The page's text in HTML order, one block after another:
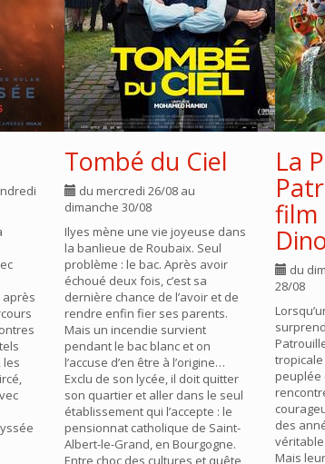
les
Tombé du Ciel
du mercredi 26/08 au
dimanche 30/08
Ilyes mène une vie joyeuse dans
la banlieue de Roubaix. Seul
problème : le bac. Après avoir
échoué deux fois, c’est sa
dernière chance de l’avoir et de
rendre enfin fier ses parents.
Mais un incendie survient
pendant le bac blanc et on
l’accuse d’en être à l’origine…
Exclu de son lycée, il doit quitter
son quartier et aller dans le seul
établissement qui l’accepte : le
pensionnat catholique de Saint-
Albert-le-Grand, en Bourgogne.
Entre choc des cultures et quête
La
film
du
28/08
peuplée
des
Mais